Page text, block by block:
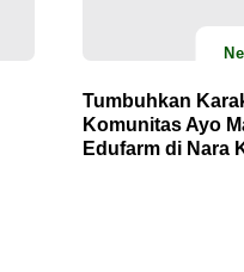
Tumbuhkan
Komunitas Ayo
Edufarm di Nara